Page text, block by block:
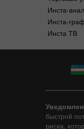
Инста-
Инста-
Инста ТВ
быстрой
риска,